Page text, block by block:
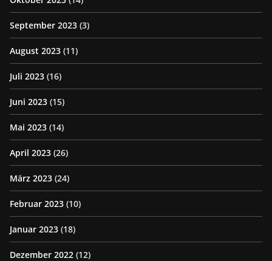
September 2023 (3)
August 2023 (11)
Juli 2023 (16)
Juni 2023 (15)
Mai 2023 (14)
April 2023 (26)
März 2023 (24)
Februar 2023 (10)
Januar 2023 (18)
Dezember 2022 (12)